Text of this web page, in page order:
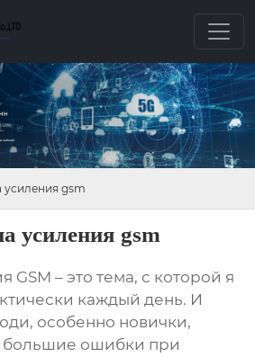
усиления gsm
усиления gsm
GSM – это тема, с которой я
каждый день. И
особенно новички,
ошибки при